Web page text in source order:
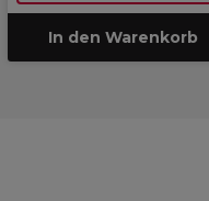
In den Warenkorb